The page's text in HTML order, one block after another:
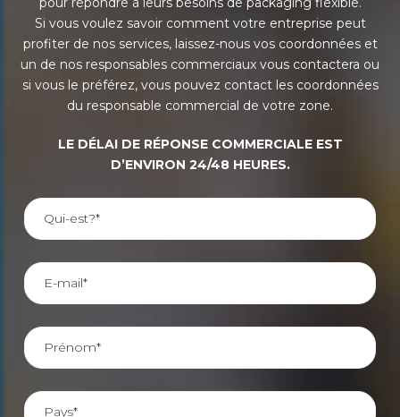
Si vous voulez savoir comment votre entreprise peut
profiter de nos services, laissez-nous vos coordonnées et
un de nos responsables commerciaux vous contactera ou
si vous le préférez, vous pouvez contact les coordonnées
du responsable commercial de votre zone.
LE DÉLAI DE RÉPONSE COMMERCIALE EST
D’ENVIRON 24/48 HEURES.